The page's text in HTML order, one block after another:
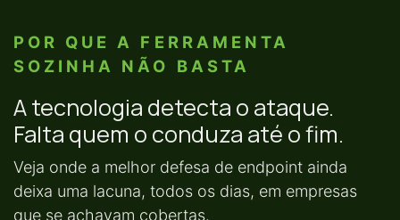
POR QUE A FERRAMENTA
SOZINHA NÃO BASTA
A tecnologia detecta o ataque.
Falta quem o conduza até o fim.
Veja onde a melhor defesa de endpoint ainda
deixa uma lacuna, todos os dias, em empresas
que se achavam cobertas.